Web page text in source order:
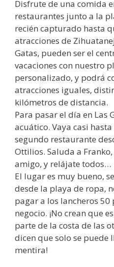
Disfrute de una comida
restaurantes junto a la
recién capturado hasta
atracciones de
Gatas, pueden ser el
vacaciones con nuestro
personalizado, y podrá
atracciones iguales,
kilómetros de distancia.
Para pasar el día en Las
acuático. Vaya casi
segundo restaurante
Ottilios. Saluda a
amigo, y relájate todos…
El lugar es muy bueno,
desde la playa de ropa,
pagar a los lancheros 50
negocio. ¡No crean que
parte de la costa de las
dicen que solo se puede
mentira!